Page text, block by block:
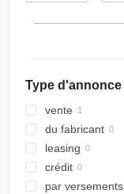
Type d'annonce
vente
du fabricant
leasing
crédit
par versements